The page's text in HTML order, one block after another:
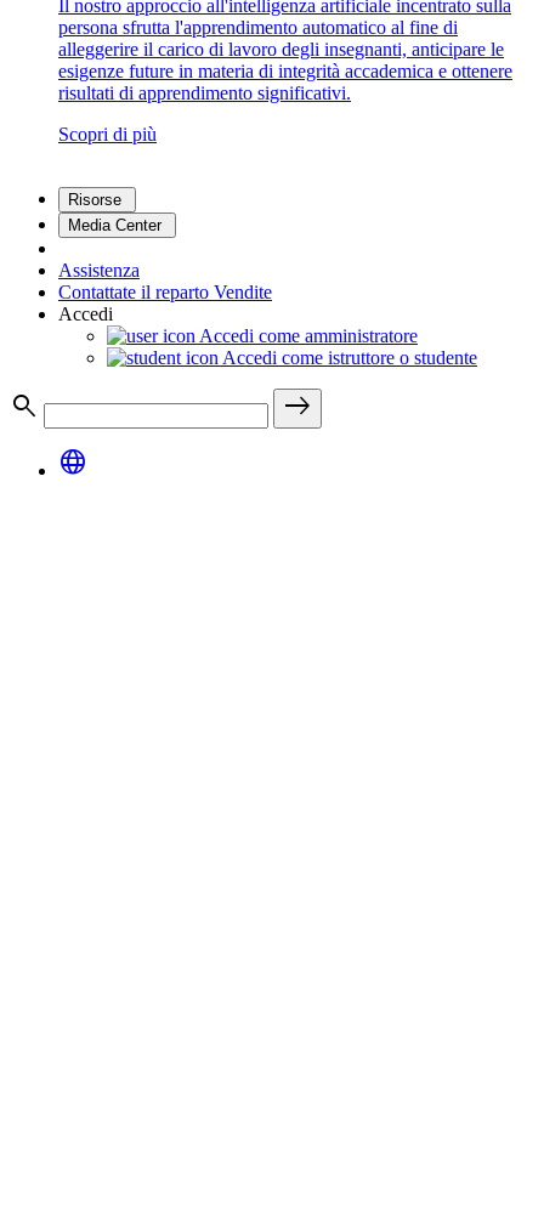
Il nostro approccio all'intelligenza artificiale incentrato sulla
persona sfrutta l'apprendimento automatico al fine di
alleggerire il carico di lavoro degli insegnanti, anticipare le
esigenze future in materia di integrità accademica e ottenere
risultati di apprendimento significativi.
Scopri di più
Risorse
Media Center
Assistenza
Contattate il reparto Vendite
Accedi
Accedi come amministratore
Accedi come istruttore o studente
search
east
language